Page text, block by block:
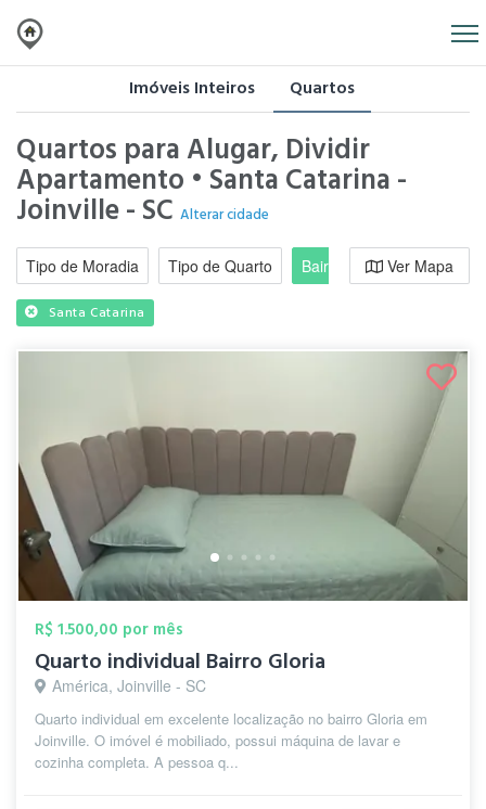
Imóveis Inteiros Quartos
Quartos para Alugar, Dividir
Apartamento • Santa Catarina -
Joinville - SC Alterar cidade
Tipo de Moradia Tipo de Quarto Bairro / RegiãoVer Mapa
Santa Catarina
R$ 1.500,00 por mês
Quarto individual Bairro Gloria
América, Joinville - SC
Quarto individual em excelente localização no bairro Gloria em
Joinville. O imóvel é mobiliado, possui máquina de lavar e
cozinha completa. A pessoa q...